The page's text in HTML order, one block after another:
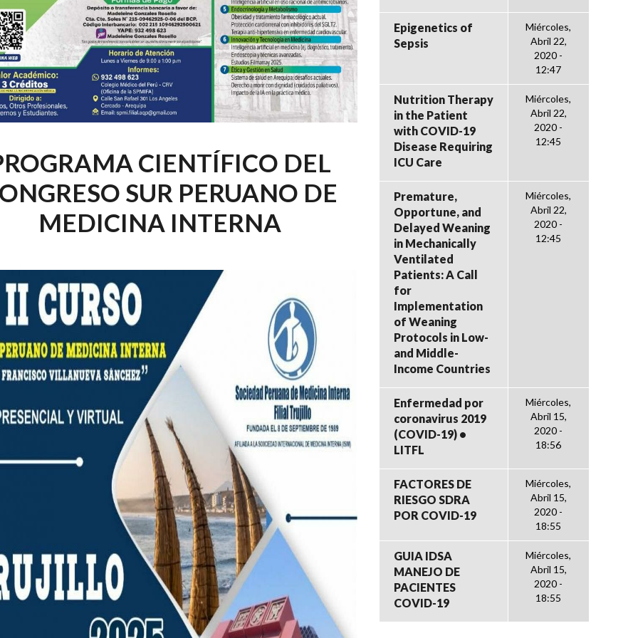
CIENTÍFICO DEL
SUR PERUANO DE
MEDICINA INTERNA
Epigenetics of
Sepsis
Miércoles,
Abril 22,
2020 -
12:47
Nutrition Therapy
in the Patient
with COVID-19
Disease Requiring
ICU Care
Miércoles,
Abril 22,
2020 -
12:45
Premature,
Opportune, and
Delayed Weaning
in Mechanically
Ventilated
Patients: A Call
for
Implementation
of Weaning
Protocols in Low-
and Middle-
Income Countries
Miércoles,
Abril 22,
2020 -
12:45
Enfermedad por
coronavirus 2019
(COVID-19) •
LITFL
Miércoles,
Abril 15,
2020 -
18:56
FACTORES DE
RIESGO SDRA
POR COVID-19
Miércoles,
Abril 15,
2020 -
18:55
GUIA IDSA
MANEJO DE
PACIENTES
COVID-19
Miércoles,
Abril 15,
2020 -
18:55